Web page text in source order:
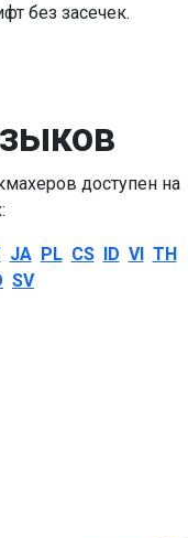
без засечек.
доступен на
JA PL CS ID VI TH
SV